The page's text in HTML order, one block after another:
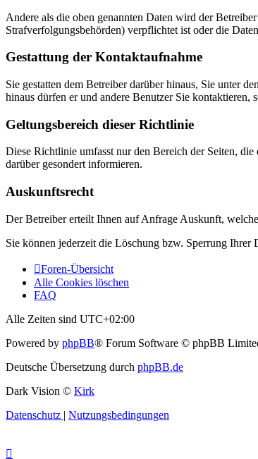
Andere als die oben genannten Daten wird der
Strafverfolgungsbehörden) verpflichtet ist oder die
Gestattung der Kontaktaufnahme
Sie gestatten dem Betreiber darüber hinaus, Sie unter
hinaus dürfen er und andere Benutzer Sie kontaktieren,
Geltungsbereich dieser Richtlinie
Diese Richtlinie umfasst nur den Bereich der Seiten,
darüber gesondert informieren.
Auskunftsrecht
Der Betreiber erteilt Ihnen auf Anfrage Auskunft,
Sie können jederzeit die Löschung bzw. Sperrung
Foren-Übersicht
Alle Cookies löschen
FAQ
Alle Zeiten sind UTC+02:00
Powered by phpBB® Forum Software © phpBB
Deutsche Übersetzung durch phpBB.de
Dark Vision © Kirk
Datenschutz | Nutzungsbedingungen